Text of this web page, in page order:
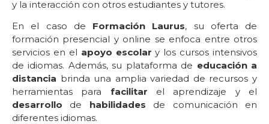
y la interacción con otros estudiantes y tutores.
En el caso de Formación Laurus, su oferta de
formación presencial y online se enfoca entre otros
servicios en el apoyo escolar y los cursos intensivos
de idiomas. Además, su plataforma de educación a
distancia brinda una amplia variedad de recursos y
herramientas para facilitar el aprendizaje y el
desarrollo de habilidades de comunicación en
diferentes idiomas.